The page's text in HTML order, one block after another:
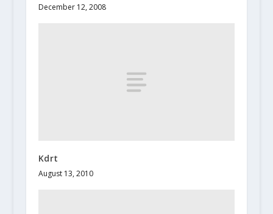
December 12, 2008
Kdrt
August 13, 2010